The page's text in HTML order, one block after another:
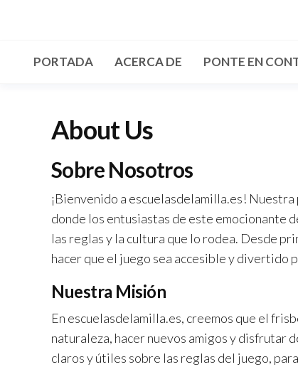
contentPORTADA ACERCA DE PONTE EN
About Us
Sobre Nosotros
¡Bienvenido a escuelasdelamilla.es!
donde los entusiastas de este emocionante
las reglas y la cultura que lo rodea. Desde
hacer que el juego sea accesible y divertido
Nuestra Misión
En escuelasdelamilla.es, creemos que el
naturaleza, hacer nuevos amigos y disfrutar
claros y útiles sobre las reglas del juego,